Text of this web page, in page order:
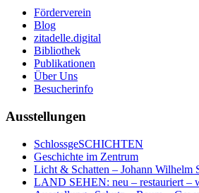
Förderverein
Blog
zitadelle.digital
Bibliothek
Publikationen
Über Uns
Besucherinfo
Ausstellungen
SchlossgeSCHICHTEN
Geschichte im Zentrum
Licht & Schatten – Johann Wilhelm
LAND SEHEN: neu – restauriert –